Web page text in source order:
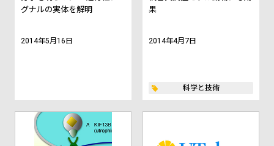
グナルの実体を解明
2014年5月16日
果
2014年4月7日
科学と技術